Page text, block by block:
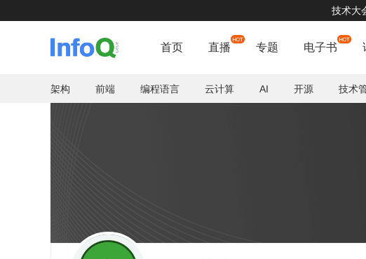
技术大
首页 直播 专题 电子书
架构 前端 编程语言 云计算 AI 开源 技术